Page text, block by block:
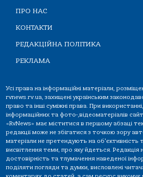
ПРО НАС
КОНТАКТИ
РЕДАКЦІЙНА ПОЛІТИКА
РЕКЛАМА
Усі права на інформаційні матеріали,
rvnews.rv.ua, захищені українським
право та інші суміжні права. При
інформаційних та фото-,відеоматеріалів
«RvNews» має міститися в першому абзаці
редакції може не збігатися з точкою зору
матеріали не претендують на об'єктивність
висвітлення теми, про яку йдеться. Редакція
достовірність та тлумачення наведеної
поділяти погляди та думки, висловлені